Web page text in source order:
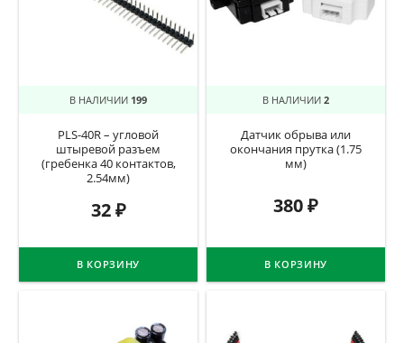
В НАЛИЧИИ 199
PLS-40R – угловой
штыревой разъем
(гребенка 40 контактов,
2.54мм)
32₽
В КОРЗИНУ
В НАЛИЧИИ 2
Датчик обрыва или
окончания прутка (1.75
мм)
380₽
В КОРЗИНУ